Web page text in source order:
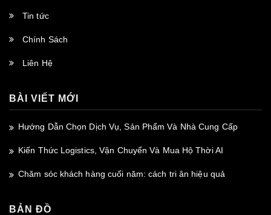
Tin tức
Chính Sách
Liên Hệ
BÀI VIẾT MỚI
Hướng Dẫn Chọn Dịch Vụ, Sản Phẩm Và Nhà Cung Cấp
Kiến Thức Logistics, Vận Chuyển Và Mua Hộ Thời AI
Chăm sóc khách hàng cuối năm: cách tri ân hiệu quả
BẢN ĐỒ